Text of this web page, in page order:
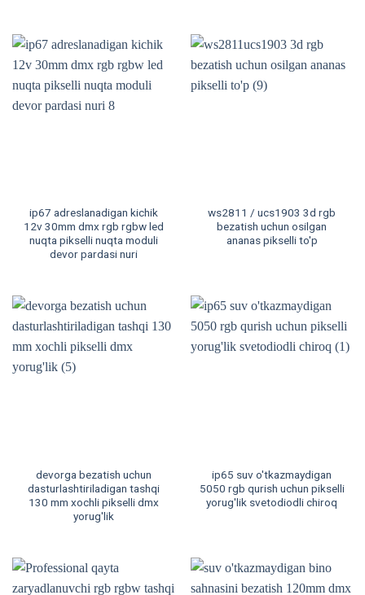
ip67 adreslanadigan kichik
12v 30mm dmx rgb rgbw led
nuqta pikselli nuqta moduli
devor pardasi nuri
ws2811 / ucs1903 3d rgb
bezatish uchun osilgan
ananas pikselli to'p
devorga bezatish uchun
dasturlashtiriladigan tashqi
130 mm xochli pikselli dmx
yorug'lik
ip65 suv o'tkazmaydigan
5050 rgb qurish uchun pikselli
yorug'lik svetodiodli chiroq